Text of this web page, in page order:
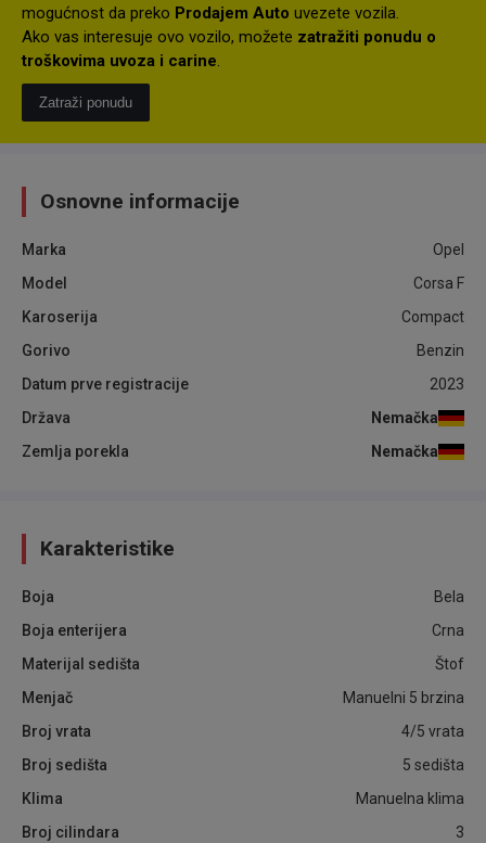
mogućnost da preko Prodajem Auto uvezete vozila.
Ako vas interesuje ovo vozilo, možete zatražiti ponudu o
troškovima uvoza i carine.
Zatraži ponudu
Osnovne informacije
Marka
Opel
Model
Corsa F
Karoserija
Compact
Gorivo
Benzin
Datum prve registracije
2023
Država
Nemačka
Zemlja porekla
Nemačka
Karakteristike
Boja
Bela
Boja enterijera
Crna
Materijal sedišta
Štof
Menjač
Manuelni 5 brzina
Broj vrata
4/5 vrata
Broj sedišta
5 sedišta
Klima
Manuelna klima
Broj cilindara
3